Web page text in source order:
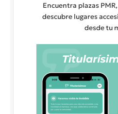
Encuentra plazas
descubre lugares
desde tu